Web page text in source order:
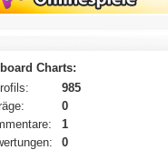
Charts:
985
0
1
0